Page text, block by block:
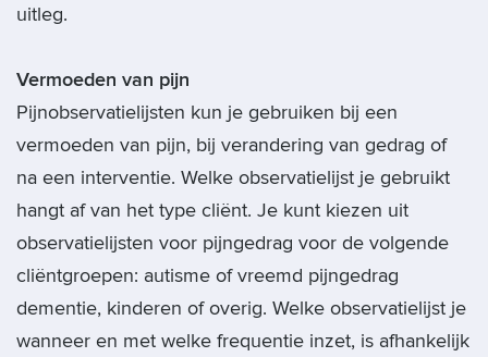
uitleg.
Vermoeden van pijn
Pijnobservatielijsten kun je gebruiken bij een
vermoeden van pijn, bij verandering van gedrag of
na een interventie. Welke observatielijst je gebruikt
hangt af van het type cliënt. Je kunt kiezen uit
observatielijsten voor pijngedrag voor de volgende
cliëntgroepen: autisme of vreemd pijngedrag
dementie, kinderen of overig. Welke observatielijst je
wanneer en met welke frequentie inzet, is afhankelijk